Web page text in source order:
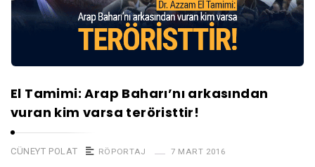
El Tamimi: Arap Baharı’nı arkasından
vuran kim varsa teröristtir!
CÜNEYT POLAT RÖPORTAJ 7 MART 2016